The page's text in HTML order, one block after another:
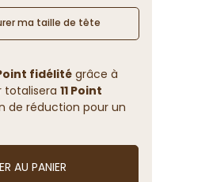
ma taille de tête
fidélitégrâce à
totalisera 11 Point
de réduction pour un
AU PANIER